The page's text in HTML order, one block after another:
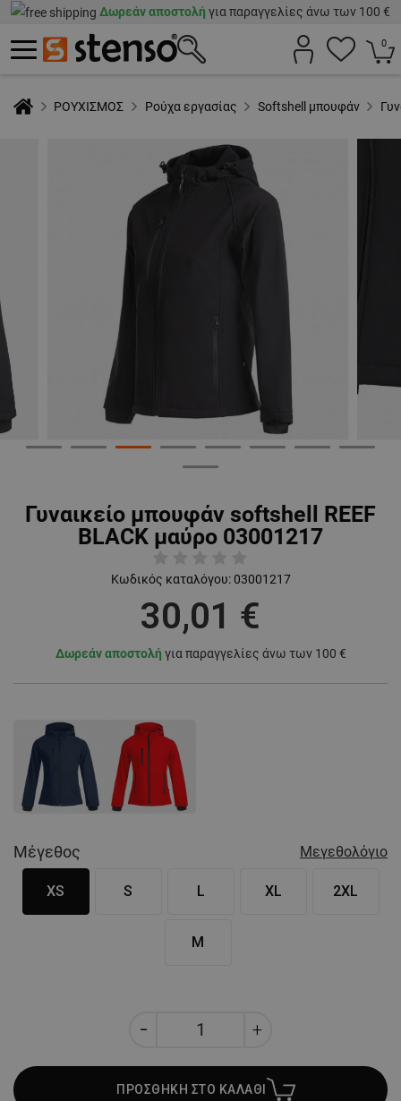
Δωρεάν αποστολή για παραγγελίες άνω των 100 €
0
ΡΟΥΧΙΣΜΟΣ Ρούχα εργασίας Softshell μπουφάν
Γυναικείο μπουφάν softshell REEF
BLACK μαύρο 03001217
Κωδικός καταλόγου: 03001217
30,01 €
Δωρεάν αποστολή για παραγγελίες άνω των 100 €
Μέγεθος Μεγεθολόγιο
XS S L XL 2XL
M
ΠΡΟΣΘΗΚΗ ΣΤΟ ΚΑΛΑΘΙ